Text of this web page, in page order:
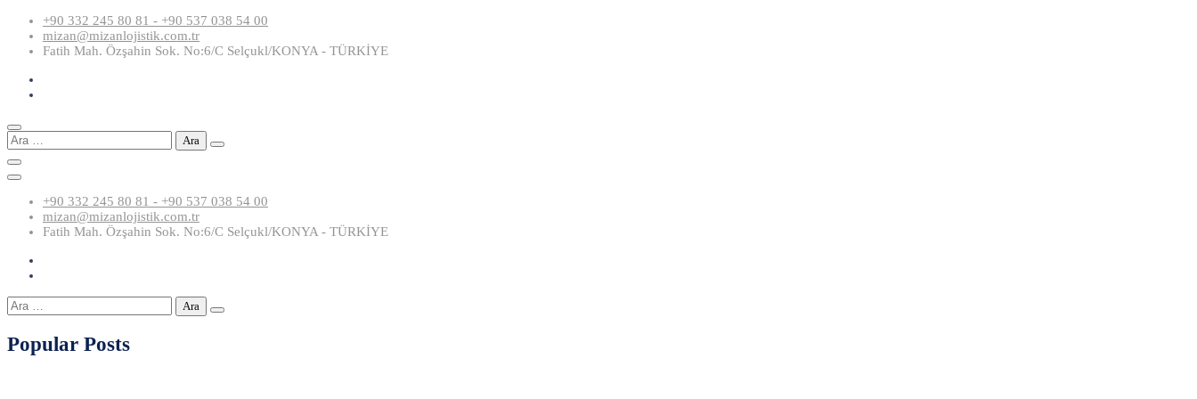
Skip
content
+90 332 245 80 81 - +90 537 038 54 00
mizan@mizanlojistik.com.tr
Fatih Mah. Özşahin Sok. No:6/C Selçukl/KONYA - TÜRKİYE
Arama:
+90 332 245 80 81 - +90 537 038 54 00
mizan@mizanlojistik.com.tr
Fatih Mah. Özşahin Sok. No:6/C Selçukl/KONYA - TÜRKİYE
Arama:
Popular Posts